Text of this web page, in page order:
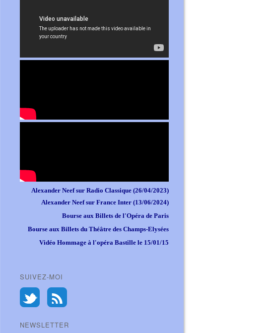
Alexander Neef sur Radio Classique (26/04/2023)
Alexander Neef sur France Inter (13/06/2024)
Bourse aux Billets de l'Opéra de Paris
Bourse aux Billets du Théâtre des Champs-Elysées
Vidéo Hommage à l'opéra Bastille le 15/01/15
SUIVEZ-MOI
NEWSLETTER